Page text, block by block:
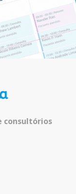
consultórios